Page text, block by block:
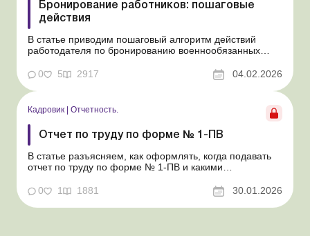
Бронирование работников: пошаговые
действия
В статье приводим пошаговый алгоритм действий
работодателя по бронированию военнообязанных
положения бронирование работников является одной
из важных задач работодателя, ведь это позволяет
предприятию работать благодаря необходимому
количеству персонала. Но ...
0 5 2917 04.02.2026
Кадровик | Отчетность.
Отчет по труду по форме № 1-ПВ
В статье разъясняем, как оформлять, когда подавать
отчет по труду по форме № 1-ПВ и какими
Учитывая что с 05.07.2025 возобновлено обязательное
представление статистической и финансовой
отчетности для всех предприятий, учреждений,
0 1 1881 30.01.2026